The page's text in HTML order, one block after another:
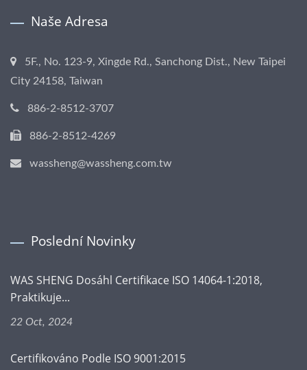
Naše Adresa
5F., No. 123-9, Xingde Rd., Sanchong Dist., New Taipei
City 24158, Taiwan
886-2-8512-3707
886-2-8512-4269
wassheng@wassheng.com.tw
Poslední Novinky
WAS SHENG Dosáhl Certifikace ISO 14064-1:2018,
Praktikuje...
22 Oct, 2024
Certifikováno Podle ISO 9001:2015